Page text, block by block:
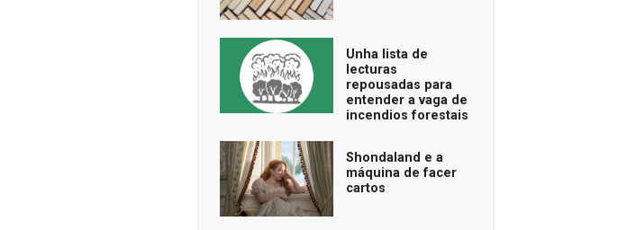
Unha lista de
lecturas
repousadas para
entender a vaga de
incendios forestais
Shondaland e a
máquina de facer
cartos